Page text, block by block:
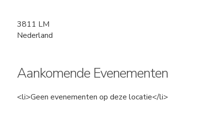
3811 LM
Nederland
Aankomende Evenementen
<li>Geen evenementen op deze locatie</li>